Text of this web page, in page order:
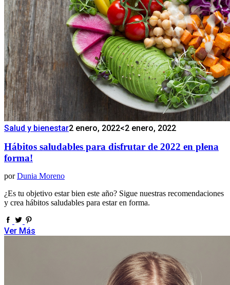
Salud y bienestar2 enero, 2022<2 enero, 2022
Hábitos saludables para disfrutar de 2022 en plena
forma!
por Dunia Moreno
¿Es tu objetivo estar bien este año? Sigue nuestras recomendaciones
y crea hábitos saludables para estar en forma.
Ver Más